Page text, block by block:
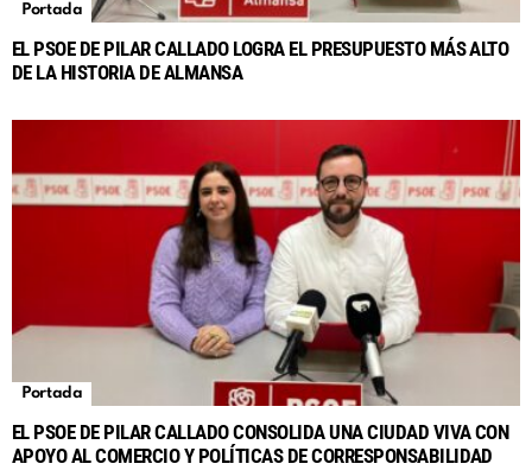
Portada
EL PSOE DE PILAR CALLADO LOGRA EL PRESUPUESTO MÁS ALTO
DE LA HISTORIA DE ALMANSA
Portada
EL PSOE DE PILAR CALLADO CONSOLIDA UNA CIUDAD VIVA CON
APOYO AL COMERCIO Y POLÍTICAS DE CORRESPONSABILIDAD